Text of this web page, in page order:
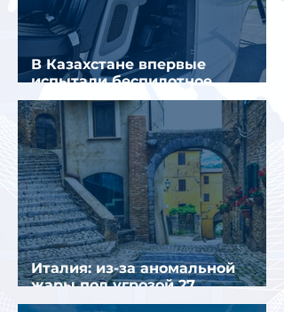
В Казахстане впервые
испытали беспилотное
аэротакси с пассажирами
Италия: из-за аномальной
жары под угрозой 27
крупнейших городов